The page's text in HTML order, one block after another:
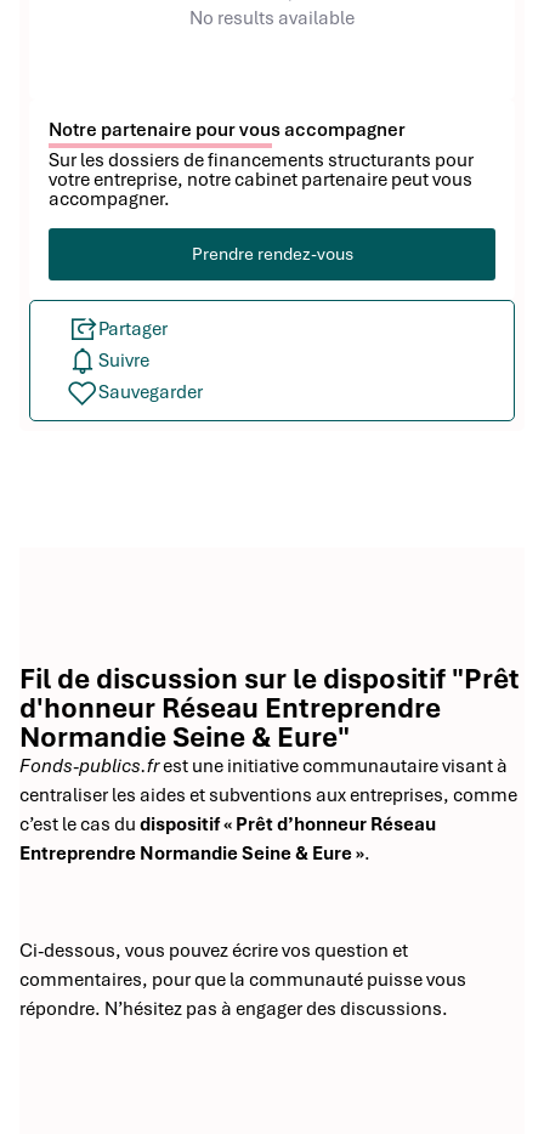
No results available
Notre partenaire pour vous accompagner
Sur les dossiers de financements structurants pour
votre entreprise, notre cabinet partenaire peut vous
accompagner.
Prendre rendez-vous
Partager
Suivre
Sauvegarder
Fil de discussion sur le dispositif "Prêt
d'honneur Réseau Entreprendre
Normandie Seine & Eure"
Fonds-publics.frest une initiative communautaire visant à
centraliser les aides et subventions aux entreprises, comme
c’est le cas du dispositif « Prêt d’honneur Réseau
Entreprendre Normandie Seine & Eure ».
Ci-dessous, vous pouvez écrire vos question et
commentaires, pour que la communauté puisse vous
répondre. N’hésitez pas à engager des discussions.